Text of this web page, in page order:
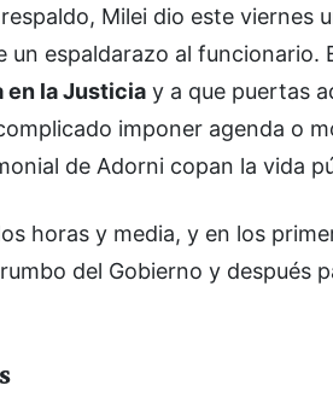
Milei dio este viernes
un espaldarazo al funcionario.
la Justicia y a que puertas
imponer agenda o
de Adorni copan la vida
horas y media, y en los
del Gobierno y después